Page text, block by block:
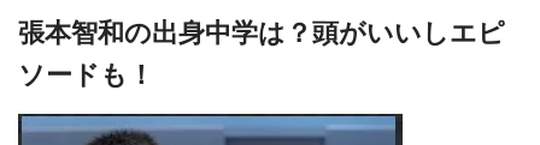
張本智和の出身中学は？頭がいいしエピ
ソードも！